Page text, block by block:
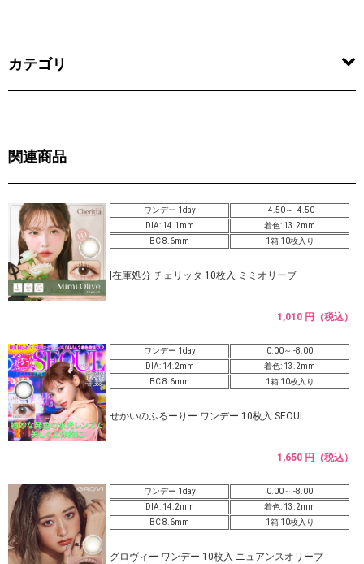
カテゴリ
関連商品
ワンデー 1day
-4.50～ -4.50
DIA: 14.1mm
着色: 13.2mm
BC 8.6mm
1箱 10枚入り
|在庫処分 チェリッタ 10枚入 ミミオリーブ
1,010 円（税込）
ワンデー 1day
0.00～ -8.00
DIA: 14.2mm
着色: 13.2mm
BC 8.6mm
1箱 10枚入り
せかいのふるーりー ワンデー 10枚入 SEOUL
1,650 円（税込）
ワンデー 1day
0.00～ -8.00
DIA: 14.2mm
着色: 13.2mm
BC 8.6mm
1箱 10枚入り
グロヴィー ワンデー 10枚入 ニュアンスオリーブ